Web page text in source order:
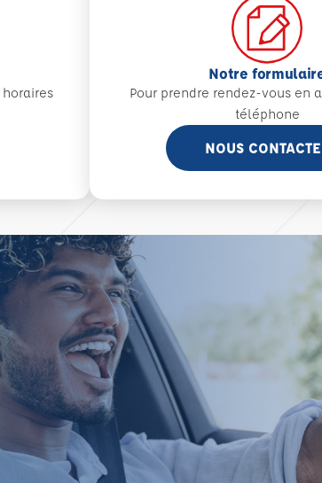
horaires
Notre
Pour prendre rendez-vous en
téléphone
NOUS